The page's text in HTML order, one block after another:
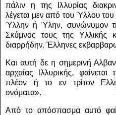
πάλιν η της Ιλλυρίας
λέγεται μεν από του Ύλλου του
Ύλλην ή Ύλην, συνώνυμον
Σκύμνος τους της Υλλικής
διαρρήδην, Έλληνες
Και αυτή δε η σημερινή
αρχαίας Ιλλυρικής, φαίνεται
πλέον ή το εν τρίτον
ονόματα».
Από το απόσπασμα αυτό